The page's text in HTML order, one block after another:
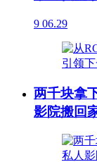
9 06.29
两千块拿
影院搬回